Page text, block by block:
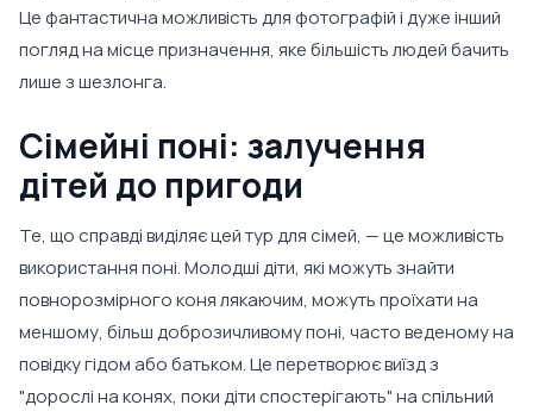
Це фантастична можливість для фотографій і дуже інший
погляд на місце призначення, яке більшість людей бачить
лише з шезлонга.
Сімейні поні: залучення
дітей до пригоди
Те, що справді виділяє цей тур для сімей, — це можливість
використання поні. Молодші діти, які можуть знайти
повнорозмірного коня лякаючим, можуть проїхати на
меншому, більш доброзичливому поні, часто веденому на
повідку гідом або батьком. Це перетворює виїзд з
"дорослі на конях, поки діти спостерігають" на спільний